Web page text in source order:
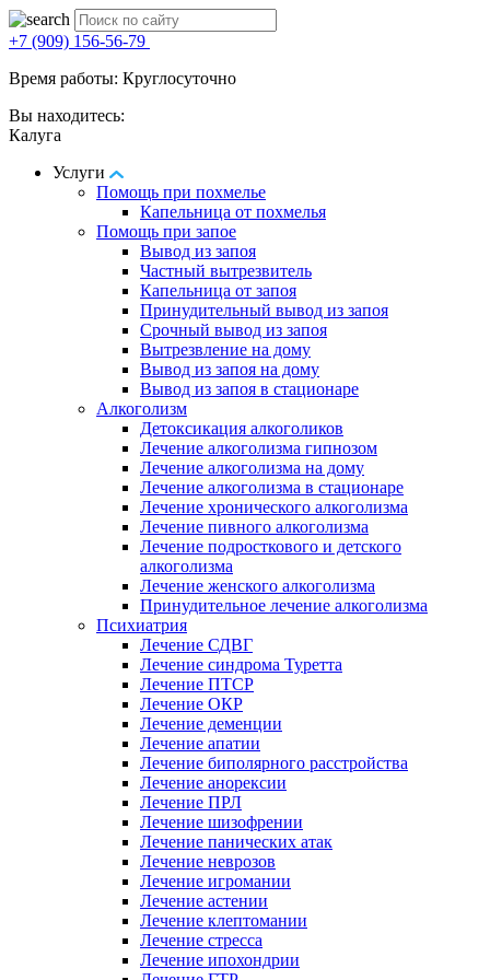
+7 (909) 156-56-79
Время работы: Круглосуточно
Вы находитесь:
Калуга
Услуги
Помощь при похмелье
Капельница от похмелья
Помощь при запое
Вывод из запоя
Частный вытрезвитель
Капельница от запоя
Принудительный вывод из запоя
Срочный вывод из запоя
Вытрезвление на дому
Вывод из запоя на дому
Вывод из запоя в стационаре
Алкоголизм
Детоксикация алкоголиков
Лечение алкоголизма гипнозом
Лечение алкоголизма на дому
Лечение алкоголизма в стационаре
Лечение хронического алкоголизма
Лечение пивного алкоголизма
Лечение подросткового и детского
алкоголизма
Лечение женского алкоголизма
Принудительное лечение алкоголизма
Психиатрия
Лечение СДВГ
Лечение синдрома Туретта
Лечение ПТСР
Лечение ОКР
Лечение деменции
Лечение апатии
Лечение биполярного расстройства
Лечение анорексии
Лечение ПРЛ
Лечение шизофрении
Лечение панических атак
Лечение неврозов
Лечение игромании
Лечение астении
Лечение клептомании
Лечение стресса
Лечение ипохондрии